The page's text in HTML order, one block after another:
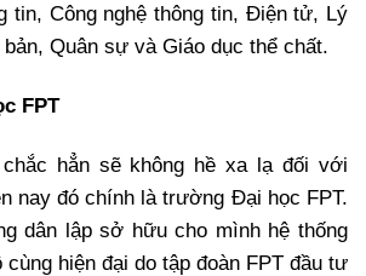
tin, Công nghệ thông tin, Điện tử, Lý
Quân sự và Giáo dục thể chất.
FPT
hẳn sẽ không hề xa lạ đối với
nay đó chính là trường Đại học FPT.
dân lập sở hữu cho mình hệ thống
hiện đại do tập đoàn FPT đầu tư